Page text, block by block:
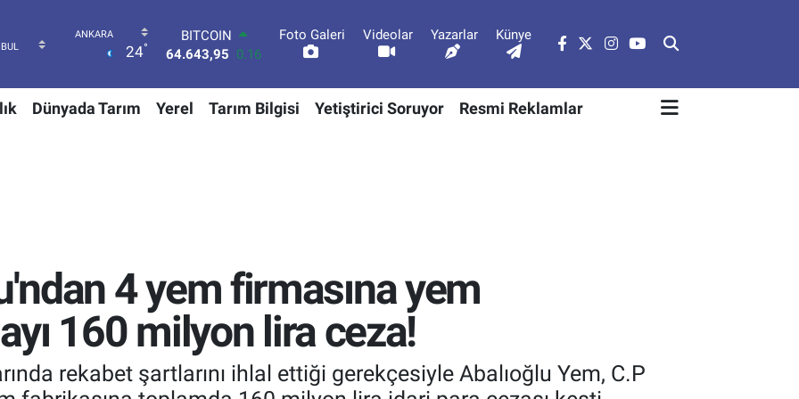
24°
DOLAR
47,6006
0.06
55,0250 0.02
STERLİN
Foto Galeri Videolar Yazarlar Künye
Dünyada Tarım Yerel Tarım Bilgisi Yetiştirici Soruyor Resmi Reklamlar
4 yem firmasına yem
160 milyon lira ceza!
rekabet şartlarını ihlal ettiği gerekçesiyle Abalıoğlu Yem, C.P